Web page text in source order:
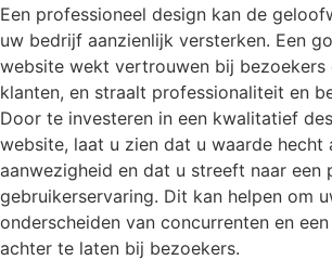
Een professioneel design kan de
uw bedrijf aanzienlijk versterken. Een
website wekt vertrouwen bij bezoekers
klanten, en straalt professionaliteit en
Door te investeren in een kwalitatief
website, laat u zien dat u waarde hecht
aanwezigheid en dat u streeft naar een
gebruikerservaring. Dit kan helpen om
onderscheiden van concurrenten en
achter te laten bij bezoekers.